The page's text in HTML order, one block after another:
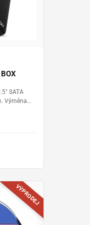
SATA
Výměna
•
•
VÝPRODEJ